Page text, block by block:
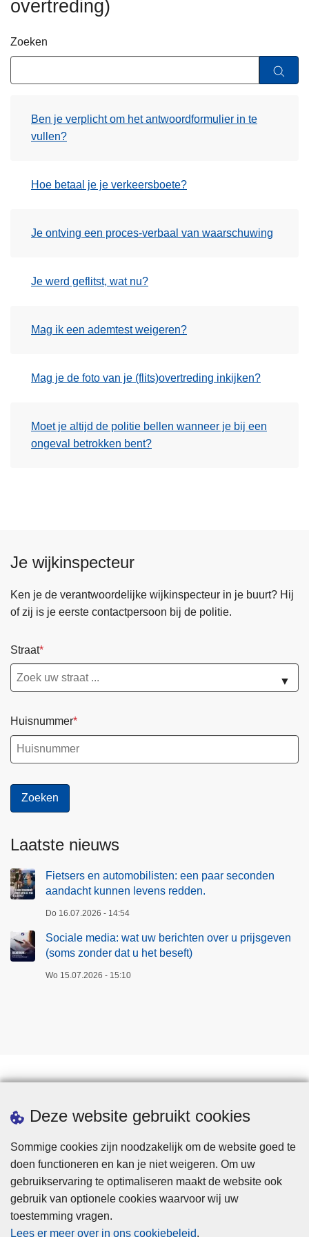
Deze website gebruikt cookies
Sommige cookies zijn noodzakelijk om de website goed te
doen functioneren en kan je niet weigeren. Om uw
gebruikservaring te optimaliseren maakt de website ook
gebruik van optionele cookies waarvoor wij uw
toestemming vragen.
Lees er meer over in ons cookiebeleid.
overtreding)
Zoeken
Ben je verplicht om het antwoordformulier in te
vullen?
Hoe betaal je je verkeersboete?
Je ontving een proces-verbaal van waarschuwing
Je werd geflitst, wat nu?
Mag ik een ademtest weigeren?
Mag je de foto van je (flits)overtreding inkijken?
Moet je altijd de politie bellen wanneer je bij een
ongeval betrokken bent?
Je wijkinspecteur
Ken je de verantwoordelijke wijkinspecteur in je buurt? Hij
of zij is je eerste contactpersoon bij de politie.
Straat
▼
Huisnummer
Laatste nieuws
Fietsers en automobilisten: een paar seconden
aandacht kunnen levens redden.
Do 16.07.2026 - 14:54
Sociale media: wat uw berichten over u prijsgeven
(soms zonder dat u het beseft)
Wo 15.07.2026 - 15:10